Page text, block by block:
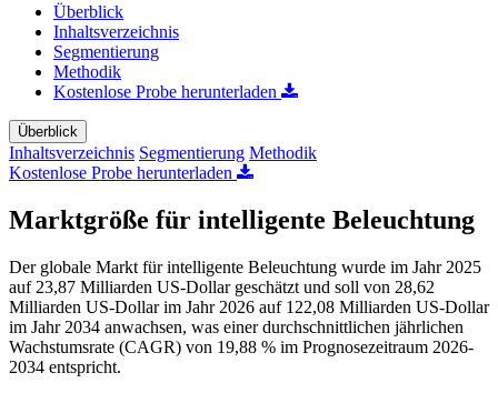
Überblick
Inhaltsverzeichnis
Segmentierung
Methodik
Kostenlose Probe herunterladen
Überblick
Inhaltsverzeichnis Segmentierung Methodik
Kostenlose Probe herunterladen
Marktgröße für intelligente Beleuchtung
Der globale Markt für intelligente Beleuchtung wurde im Jahr 2025
auf 23,87 Milliarden US-Dollar geschätzt und soll von 28,62
Milliarden US-Dollar im Jahr 2026 auf 122,08 Milliarden US-Dollar
im Jahr 2034 anwachsen, was einer durchschnittlichen jährlichen
Wachstumsrate (CAGR) von 19,88 % im Prognosezeitraum 2026-
2034 entspricht.